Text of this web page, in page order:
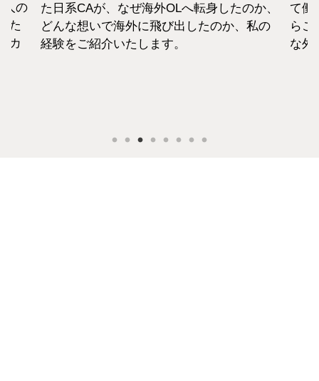
人の
た
カ
た日系CAが、なぜ海外OLへ転身したのか、
どんな想いで海外に飛び出したのか、私の
経験をご紹介いたします。
て働
らこ
な外